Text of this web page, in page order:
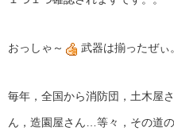
おっしゃ～ 武器は揃ったぜぃ
毎年，全国から消防団，土木屋
ん，造園屋さん…等々，その道